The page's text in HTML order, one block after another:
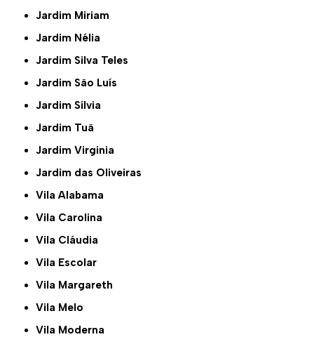
Jardim Miriam
Jardim Nélia
Jardim Silva Teles
Jardim São Luís
Jardim Sílvia
Jardim Tuã
Jardim Virginia
Jardim das Oliveiras
Vila Alabama
Vila Carolina
Vila Cláudia
Vila Escolar
Vila Margareth
Vila Melo
Vila Moderna